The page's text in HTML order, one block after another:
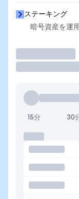
ステーキング
暗号資産を運
15分 30